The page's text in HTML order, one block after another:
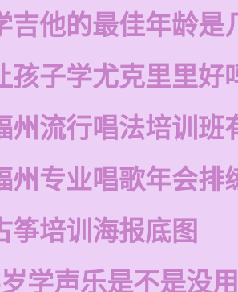
吉他的最佳年龄是
孩子学尤克里里好
州流行唱法培训班
州专业唱歌年会排
筝培训海报底图
学声乐是不是没用